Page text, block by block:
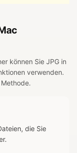
können Sie JPG in
verwenden.
die Sie